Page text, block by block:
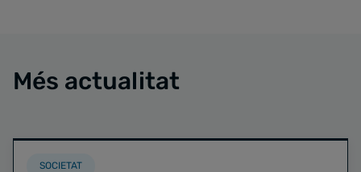
Més actualitat
SOCIETAT